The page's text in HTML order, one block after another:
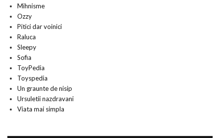
Mihnisme
Ozzy
Pitici dar voinici
Raluca
Sleepy
Sofia
ToyPedia
Toyspedia
Un graunte de nisip
Ursuletii nazdravani
Viata mai simpla